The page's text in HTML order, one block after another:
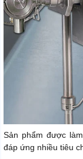
Sản phẩm được
đáp ứng nhiều tiêu